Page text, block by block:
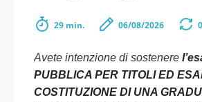
29 min. 06/08/2026
Avete intenzione di sostenere
PUBBLICA PER TITOLI ED
COSTITUZIONE DI UNA